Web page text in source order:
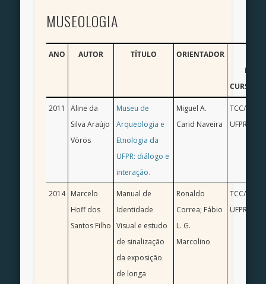
MUSEOLOGIA
ANO AUTOR TÍTULO ORIENTADOR
CURSO/
2011
Aline da
Silva Araújo
Vörös
Museu de
Arqueologia e
Etnologia da
UFPR: diálogo e
interação.
Miguel A.
Carid Naveira
TCC/
UFPR
2014 Marcelo
Hoff dos
Santos Filho
Manual de
Identidade
Visual e estudo
de sinalização
da exposição
de longa
Ronaldo
Correa; Fábio
L. G.
Marcolino
TCC/
UFPR